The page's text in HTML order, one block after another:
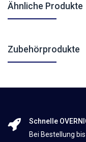
Ähnliche Produkte
Zubehörprodukte
Schnelle
Bei Bestellung